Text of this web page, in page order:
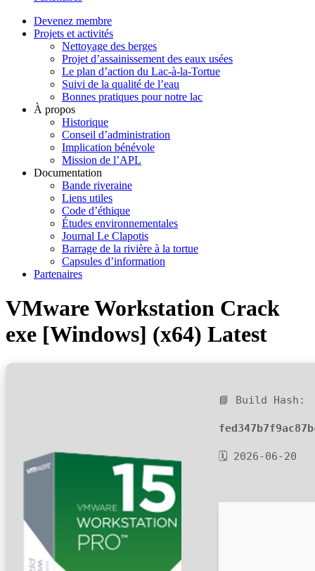
Devenez membre
Projets et activités
Nettoyage des berges
Projet d’assainissement des eaux usées
Le plan d’action du Lac-à-la-Tortue
Suivi de la qualité de l’eau
Bonnes pratiques pour notre lac
À propos
Historique
Conseil d’administration
Implication bénévole
Mission de l’APL
Documentation
Bande riveraine
Liens utiles
Code d’éthique
Études environnementales
Journal Le Clapotis
Barrage de la rivière à la tortue
Capsules d’information
Partenaires
VMware Workstation Crack
exe [Windows] (x64) Latest
📘 Build Hash:
🗓 2026-06-20